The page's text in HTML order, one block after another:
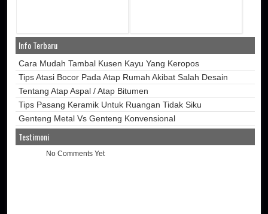
Info Terbaru
Cara Mudah Tambal Kusen Kayu Yang Keropos
Tips Atasi Bocor Pada Atap Rumah Akibat Salah Desain
Tentang Atap Aspal / Atap Bitumen
Tips Pasang Keramik Untuk Ruangan Tidak Siku
Genteng Metal Vs Genteng Konvensional
Testimoni
No Comments Yet